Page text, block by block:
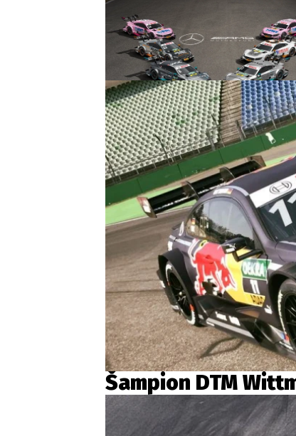
Šampion DTM